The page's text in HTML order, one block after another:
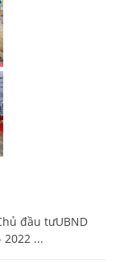
đầu tưUBND
...